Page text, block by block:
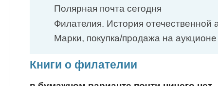
Полярная почта сегодня
Филателия. История отечественной
Марки, покупка/продажа на
Книги о филателии